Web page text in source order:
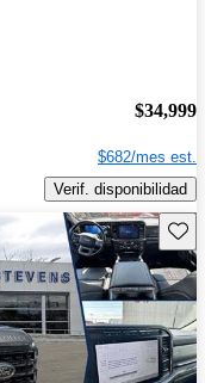
$34,999
$682/mes est.
Verif. disponibilidad